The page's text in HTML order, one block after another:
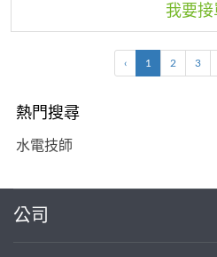
我要接
‹ 1 2 3
熱門搜尋
水電技師
公司